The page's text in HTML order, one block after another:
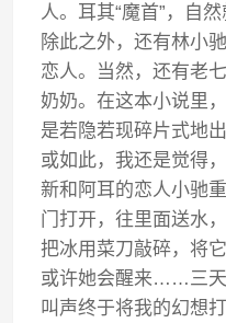
人。耳其“魔首”，自
除此之外，还有林小
恋人。当然，还有老
奶奶。在这本小说里
是若隐若现碎片式地
或如此，我还是觉得
新和阿耳的恋人小驰
门打开，往里面送水
把冰用菜刀敲碎，将
或许她会醒来……三天
叫声终于将我的幻想